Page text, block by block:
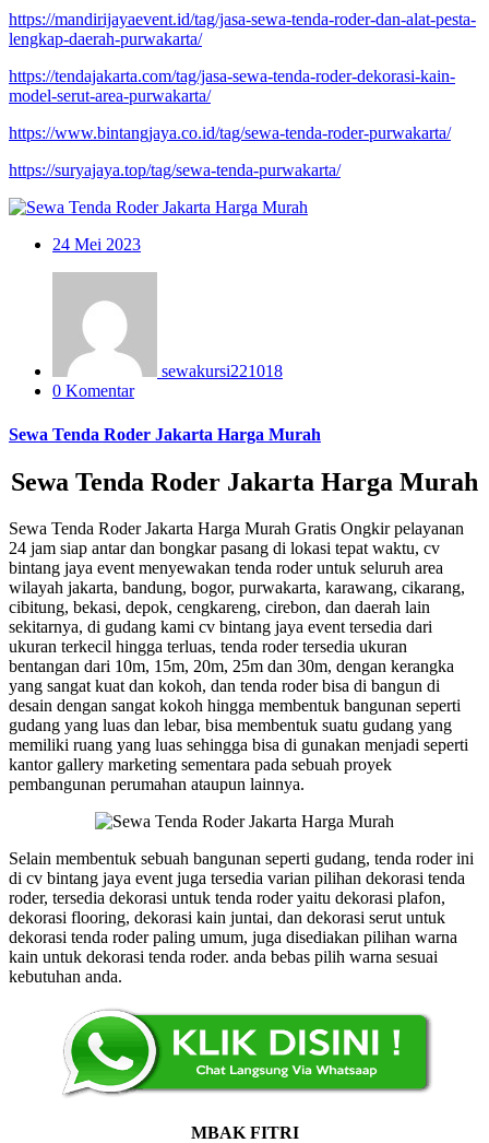
https://mandirijayaevent.id/tag/jasa-sewa-tenda-roder-dan-alat-pesta-
lengkap-daerah-purwakarta/
https://tendajakarta.com/tag/jasa-sewa-tenda-roder-dekorasi-kain-
model-serut-area-purwakarta/
https://www.bintangjaya.co.id/tag/sewa-tenda-roder-purwakarta/
https://suryajaya.top/tag/sewa-tenda-purwakarta/
24 Mei 2023
sewakursi221018
0 Komentar
Sewa Tenda Roder Jakarta Harga Murah
Sewa Tenda Roder Jakarta Harga Murah
Sewa Tenda Roder Jakarta Harga Murah Gratis Ongkir pelayanan
24 jam siap antar dan bongkar pasang di lokasi tepat waktu, cv
bintang jaya event menyewakan tenda roder untuk seluruh area
wilayah jakarta, bandung, bogor, purwakarta, karawang, cikarang,
cibitung, bekasi, depok, cengkareng, cirebon, dan daerah lain
sekitarnya, di gudang kami cv bintang jaya event tersedia dari
ukuran terkecil hingga terluas, tenda roder tersedia ukuran
bentangan dari 10m, 15m, 20m, 25m dan 30m, dengan kerangka
yang sangat kuat dan kokoh, dan tenda roder bisa di bangun di
desain dengan sangat kokoh hingga membentuk bangunan seperti
gudang yang luas dan lebar, bisa membentuk suatu gudang yang
memiliki ruang yang luas sehingga bisa di gunakan menjadi seperti
kantor gallery marketing sementara pada sebuah proyek
pembangunan perumahan ataupun lainnya.
Selain membentuk sebuah bangunan seperti gudang, tenda roder ini
di cv bintang jaya event juga tersedia varian pilihan dekorasi tenda
roder, tersedia dekorasi untuk tenda roder yaitu dekorasi plafon,
dekorasi flooring, dekorasi kain juntai, dan dekorasi serut untuk
dekorasi tenda roder paling umum, juga disediakan pilihan warna
kain untuk dekorasi tenda roder. anda bebas pilih warna sesuai
kebutuhan anda.
MBAK FITRI